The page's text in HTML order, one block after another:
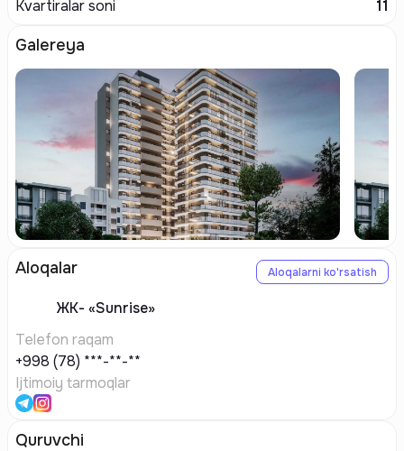
Kvartiralar soni
11
Galereya
Aloqalar Aloqalarni ko'rsatish
ЖК- «Sunrise»
Telefon raqam
+998 (78) ***-**-**
Ijtimoiy tarmoqlar
Quruvchi